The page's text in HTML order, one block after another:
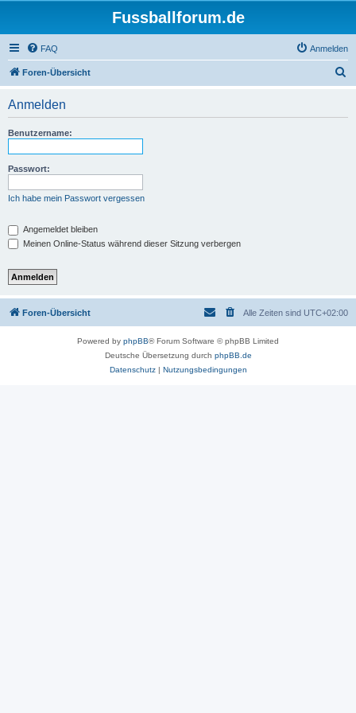
Fussballforum.de
FAQ Anmelden
Foren-Übersicht
Anmelden
Benutzername:
Passwort:
Ich habe mein Passwort vergessen
Angemeldet bleiben
Meinen Online-Status während dieser Sitzung verbergen
Foren-Übersicht Alle Zeiten sind UTC+02:00
Powered by phpBB® Forum Software © phpBB Limited
Deutsche Übersetzung durch phpBB.de
Datenschutz| Nutzungsbedingungen